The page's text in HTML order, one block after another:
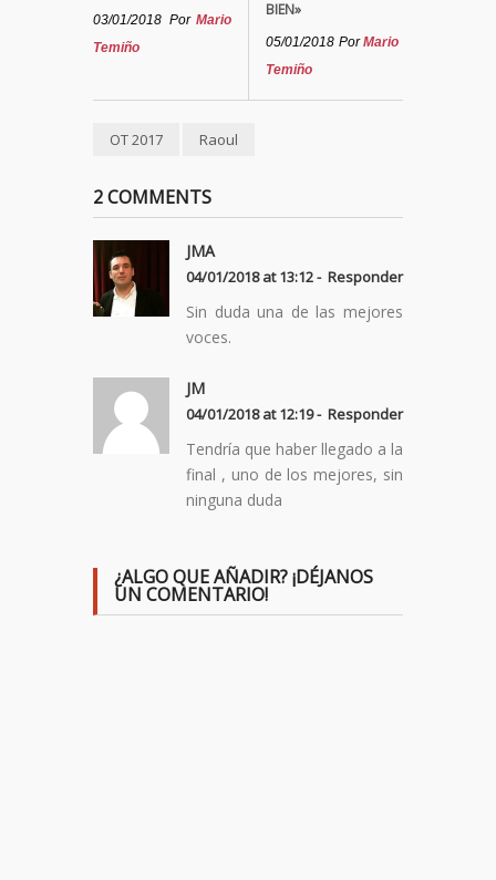
03/01/2018 Por Mario
Temiño
BIEN»
05/01/2018 PorMario
Temiño
OT 2017 Raoul
2 COMMENTS
JMA
04/01/2018 at 13:12 - Responder
Sin duda una de las mejores
voces.
JM
04/01/2018 at 12:19 - Responder
Tendría que haber llegado a la
final , uno de los mejores, sin
ninguna duda
¿ALGO QUE AÑADIR? ¡DÉJANOS
UN COMENTARIO!